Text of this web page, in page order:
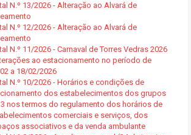
N.º 13/2026 - Alteração ao Alvará de
N.º 12/2026 - Alteração ao Alvará de
N.º 11/2026 - Carnaval de Torres Vedras 2026
ao estacionamento no período de
a 18/02/2026
N.º 10/2026 - Horários e condições de
dos estabelecimentos dos grupos
3 nos termos do regulamento dos horários de
comerciais e serviços, dos
associativos e da venda ambulante